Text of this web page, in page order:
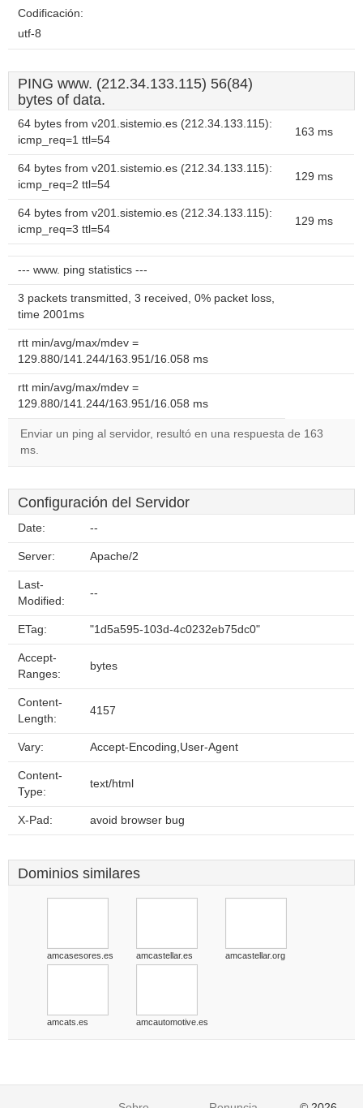
Codificación:
utf-8
PING www. (212.34.133.115) 56(84)
bytes of data.
64 bytes from v201.sistemio.es (212.34.133.115):
icmp_req=1 ttl=54
163 ms
64 bytes from v201.sistemio.es (212.34.133.115):
icmp_req=2 ttl=54
129 ms
64 bytes from v201.sistemio.es (212.34.133.115):
icmp_req=3 ttl=54
129 ms
--- www. ping statistics ---
3 packets transmitted, 3 received, 0% packet loss,
time 2001ms
rtt min/avg/max/mdev =
129.880/141.244/163.951/16.058 ms
rtt min/avg/max/mdev =
129.880/141.244/163.951/16.058 ms
Enviar un ping al servidor, resultó en una respuesta de 163
ms.
Configuración del Servidor
Date: --
Server: Apache/2
Last-
Modified:
--
ETag: "1d5a595-103d-4c0232eb75dc0"
Accept-
Ranges:
bytes
Content-
Length:
4157
Vary: Accept-Encoding,User-Agent
Content-
Type:
text/html
X-Pad: avoid browser bug
Dominios similares
amcasesores.es amcastellar.es amcastellar.org
amcats.es amcautomotive.es